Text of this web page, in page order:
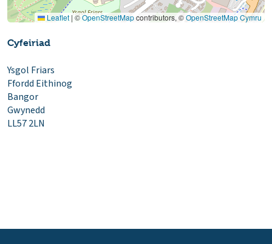
Leaflet |©OpenStreetMapcontributors, ©OpenStreetMap Cymru
Cyfeiriad
Ysgol Friars
Ffordd Eithinog
Bangor
Gwynedd
LL57 2LN